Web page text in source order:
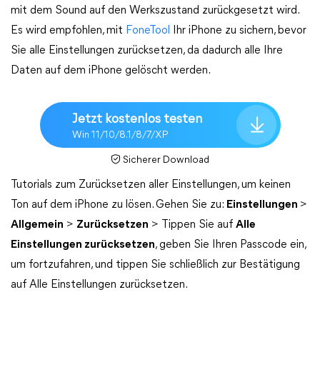
mit dem Sound auf den Werkszustand zurückgesetzt wird.
Es wird empfohlen, mit FoneTool
Ihr iPhone zu sichern, bevor
Sie alle Einstellungen zurücksetzen, da dadurch alle Ihre
Daten auf dem iPhone gelöscht werden.
Jetzt kostenlos testen
Win 11/10/8.1/8/7/XP
Sicherer Download
Tutorials zum Zurücksetzen aller Einstellungen, um keinen
Ton auf dem iPhone zu lösen. Gehen Sie zu: Einstellungen >
Allgemein > Zurücksetzen > Tippen Sie auf Alle
Einstellungen zurücksetzen, geben Sie Ihren Passcode ein,
um fortzufahren, und tippen Sie schließlich zur Bestätigung
auf Alle Einstellungen zurücksetzen.